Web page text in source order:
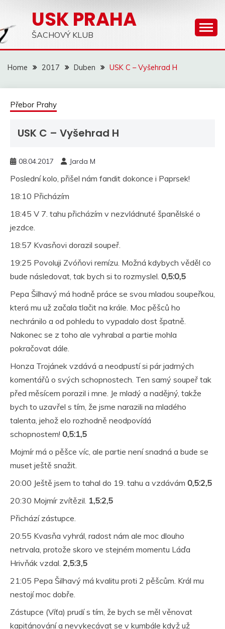
content
USK PRAHA
ŠACHOVÝ KLUB
Home 2017 Duben USK C – Vyšehrad H
Přebor Prahy
USK C – Vyšehrad H
08.04.2017 Jarda M
Poslední kolo, přišel nám fandit dokonce i Paprsek!
18:10 Přicházím
18:45 V 7. tahu přicházím v nezvládnuté španělské o
jezdce.
18:57 Kvasňovi dorazil soupeř.
19:25 Povoluji Zvóňovi remízu. Možná kdybych věděl co
bude následovat, tak bych si to rozmyslel. 0,5:0,5
Pepa Šilhavý má hodně práce se svou mladou soupeřkou,
která mu už začala tlačit na krále. Moc pěšců ho
nechránilo a od pohledu to vypadalo dost špatně.
Nakonec se z toho ale vyhrabal a partie mohla
pokračovat dále.
Honza Trojánek vzdává a neodpustí si pár jadrných
komentářů o svých schopnostech. Ten samý soupeř tak
před měsícem porazil i mne. Je mladý a nadějný, takže
bych to uzavřel s tím, že jsme narazili na mladého
talenta, jehož elo rozhodně neodpovídá
schopnostem! 0,5:1,5
Mojmír má o pěšce víc, ale partie není snadná a bude se
muset ještě snažit.
20:00 Ještě jsem to tahal do 19. tahu a vzdávám 0,5:2,5
20:30 Mojmír zvítězil. 1,5:2,5
Přichází zástupce.
20:55 Kvasňa vyhrál, radost nám ale moc dlouho
netrvala, protože skoro ve stejném momentu Láďa
Hrivňák vzdal. 2,5:3,5
21:05 Pepa Šilhavý má kvalitu proti 2 pěšcům. Král mu
nestojí moc dobře.
Zástupce (Víťa) prudí s tím, že bych se měl věnovat
kapitánování a nevykecávat se v kumbále když už